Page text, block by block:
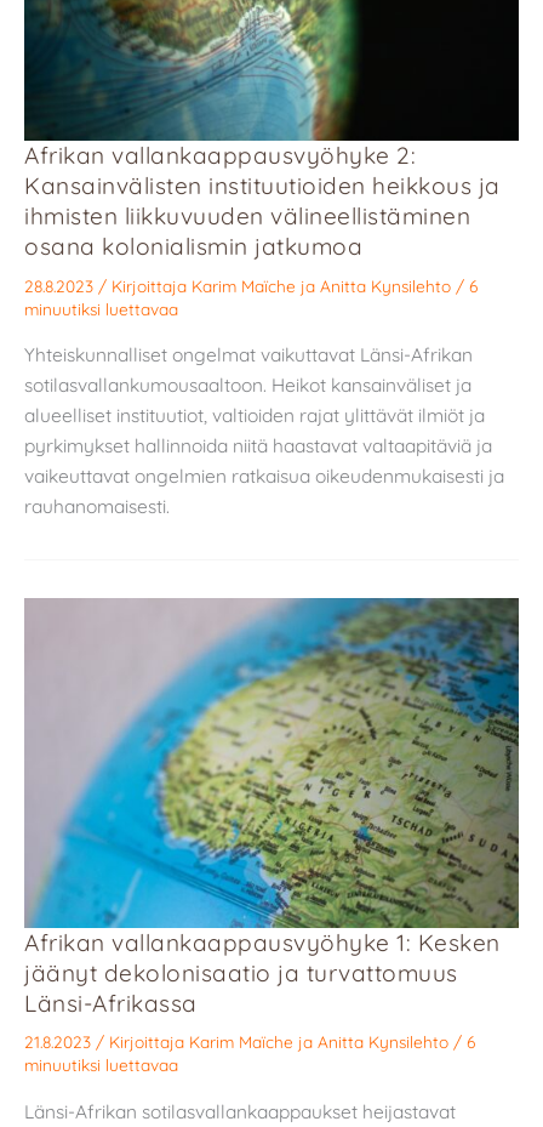
Afrikan vallankaappausvyöhyke 2:
Kansainvälisten instituutioiden heikkous ja
ihmisten liikkuvuuden välineellistäminen
osana kolonialismin jatkumoa
28.8.2023 / Kirjoittaja Karim Maïche ja Anitta Kynsilehto / 6
minuutiksi luettavaa
Yhteiskunnalliset ongelmat vaikuttavat Länsi-Afrikan
sotilasvallankumousaaltoon. Heikot kansainväliset ja
alueelliset instituutiot, valtioiden rajat ylittävät ilmiöt ja
pyrkimykset hallinnoida niitä haastavat valtaapitäviä ja
vaikeuttavat ongelmien ratkaisua oikeudenmukaisesti ja
rauhanomaisesti.
Afrikan vallankaappausvyöhyke 1: Kesken
jäänyt dekolonisaatio ja turvattomuus
Länsi-Afrikassa
21.8.2023 / Kirjoittaja Karim Maïche ja Anitta Kynsilehto / 6
minuutiksi luettavaa
Länsi-Afrikan sotilasvallankaappaukset heijastavat